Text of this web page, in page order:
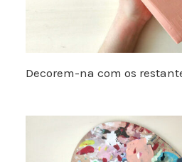
Decorem-na com os